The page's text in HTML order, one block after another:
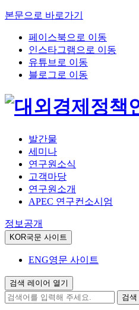
본문으로 바로가기
페이스북으로 이동
인스타그램으로 이동
유튜브로 이동
블로그로 이동
발간물
세미나
연구원소식
고객마당
연구원소개
APEC 연구컨소시엄
정보공개
KOR국문 사이트
ENG영문 사이트
검색 레이어 열기
검색